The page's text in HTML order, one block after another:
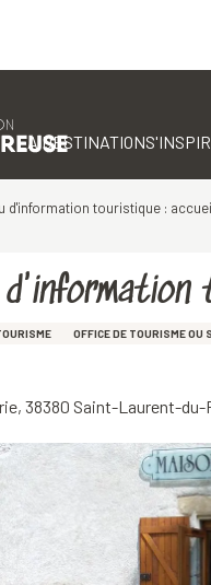
LA DESTINATION
d'information touristique :
OFFICE DE TOURISME
38380 Saint-Laurent-